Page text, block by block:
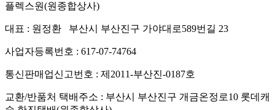
플렉스원(원종합상사)
대표 : 원정환 부산시 부산진구 가야대로589번길 23
사업자등록번호 : 617-07-74764
통신판매업신고번호 : 제2011-부산진-0187호
교환/반품처 택배주소 : 부산시 부산진구 개금온정로10 롯데캐